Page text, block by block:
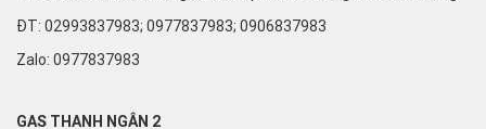
ĐT: 02993837983; 0977837983; 0906837983
Zalo: 0977837983
GAS THANH NGÂN 2